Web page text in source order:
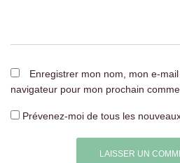
Enregistrer mon nom, mon e-
navigateur pour mon prochain
Prévenez-moi de tous les